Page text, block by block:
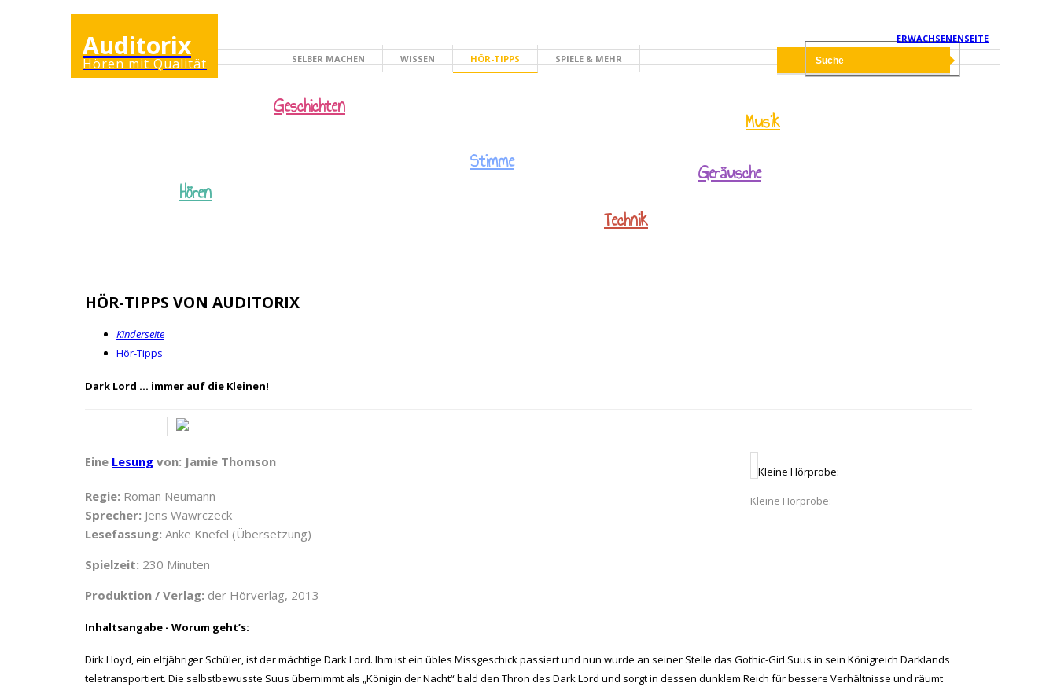
ERWACHSENENSEITE
Auditorix
Hören mit Qualität KINDERSEITE
SELBER MACHEN WISSEN HÖR-TIPPS SPIELE & MEHR
Hören
Geschichten
Stimme
Technik
Musik
Geräusche
HÖR-TIPPS VON AUDITORIX
Kinderseite
Hör-Tipps
Dark Lord … immer auf die Kleinen!
Kleine Hörprobe:
Kleine Hörprobe:
Eine Lesung von: Jamie Thomson
Regie: Roman Neumann
Sprecher: Jens Wawrczeck
Lesefassung: Anke Knefel (Übersetzung)
Spielzeit: 230 Minuten
Produktion / Verlag: der Hörverlag, 2013
Inhaltsangabe - Worum geht’s:
Dirk Lloyd, ein elfjähriger Schüler, ist der mächtige Dark Lord. Ihm ist ein übles Missgeschick passiert und nun wurde an seiner Stelle das Gothic-Girl Suus in sein Königreich Darklands
teletransportiert. Die selbstbewusste Suus übernimmt als „Königin der Nacht“ bald den Thron des Dark Lord und sorgt in dessen dunklem Reich für bessere Verhältnisse und räumt